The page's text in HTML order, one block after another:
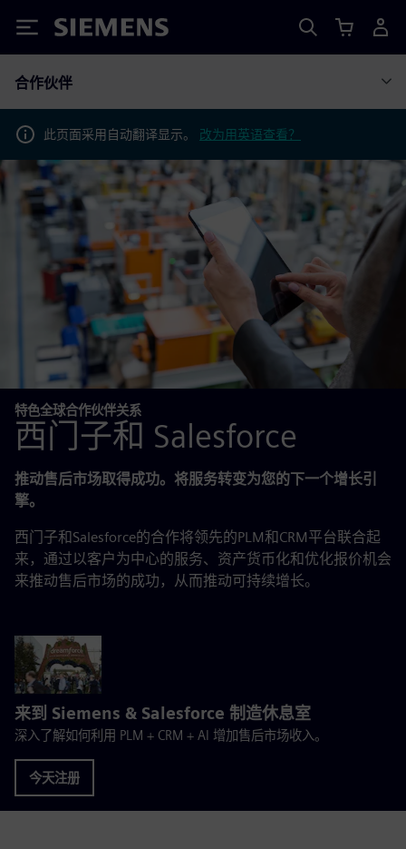
Siemens
合作伙伴
此页面采用自动翻译显示。 改为用英语查看？
特色全球合作伙伴关系
西门子和 Salesforce
推动售后市场取得成功。将服务转变为您的下一个增长引
擎。
西门子和Salesforce的合作将领先的PLM和CRM平台联合起
来，通过以客户为中心的服务、资产货币化和优化报价机会
来推动售后市场的成功，从而推动可持续增长。
来到 Siemens & Salesforce 制造休息室
深入了解如何利用 PLM + CRM + AI 增加售后市场收入。
今天注册